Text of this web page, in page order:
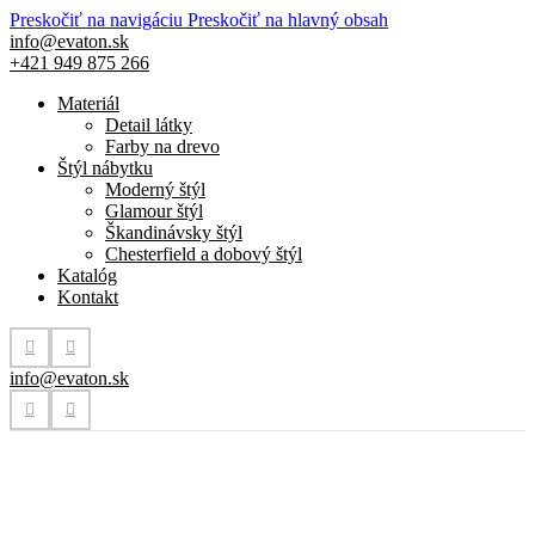
Preskočiť na navigáciu Preskočiť na hlavný obsah
info@evaton.sk
+421 949 875 266
Materiál
Detail látky
Farby na drevo
Štýl nábytku
Moderný štýl
Glamour štýl
Škandinávsky štýl
Chesterfield a dobový štýl
Katalóg
Kontakt
info@evaton.sk